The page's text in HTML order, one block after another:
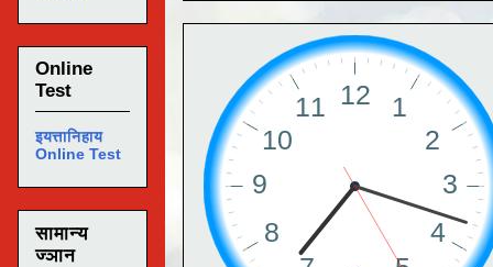
Online
Test
इयत्तानिहाय
Online Test
सामान्य
ज्ञान